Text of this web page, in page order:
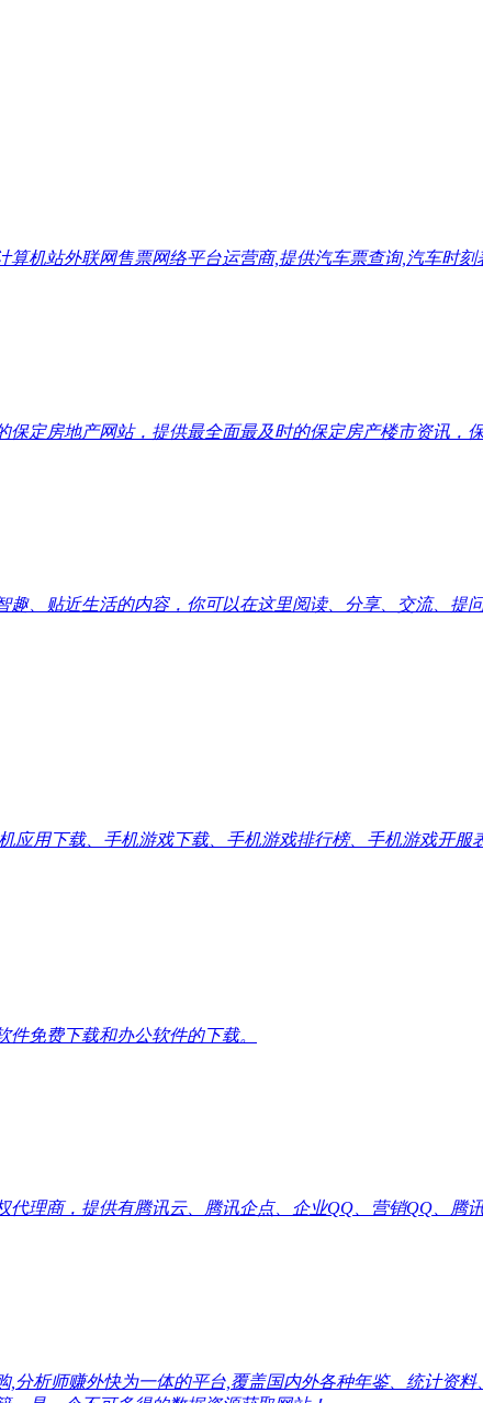
机站外联网售票网络平台运营商,提供汽车票查询,汽车时刻
定房地产网站，提供最全面最及时的保定房产楼市资讯，
、贴近生活的内容，你可以在这里阅读、分享、交流、提
应用下载、手机游戏下载、手机游戏排行榜、手机游戏开
免费下载和办公软件的下载。
理商，提供有腾讯云、腾讯企点、企业QQ、营销QQ、腾
分析师赚外快为一体的平台,覆盖国内外各种年鉴、统计资